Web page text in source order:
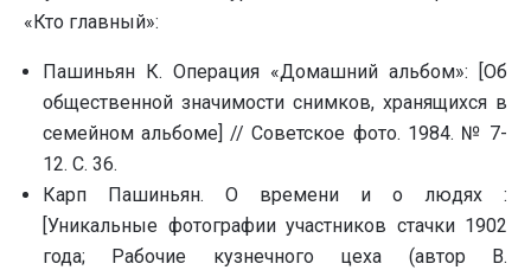
«Кто главный»:
Пашиньян К. Операция «Домашний альбом»: [Об
общественной значимости снимков, хранящихся в
семейном альбоме] // Советское фото. 1984. № 7-
12. С. 36.
Карп Пашиньян. О времени и о людях :
[Уникальные фотографии участников стачки 1902
года; Рабочие кузнечного цеха (автор В.